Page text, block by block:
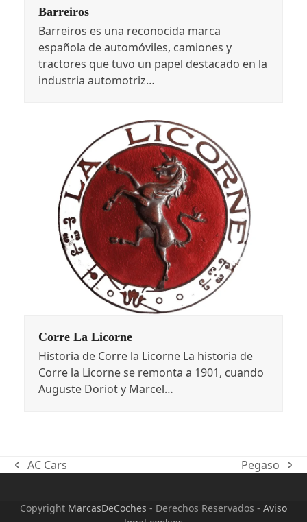
Barreiros
Barreiros es una reconocida marca
española de automóviles, camiones y
tractores que tuvo un papel destacado en la
industria automotriz…
Corre La Licorne
Historia de Corre la Licorne La historia de
Corre la Licorne se remonta a 1901, cuando
Auguste Doriot y Marcel…
previous
AC Cars
next
Pegaso
Copyright MarcasDeCoches - Derechos Reservados - Aviso